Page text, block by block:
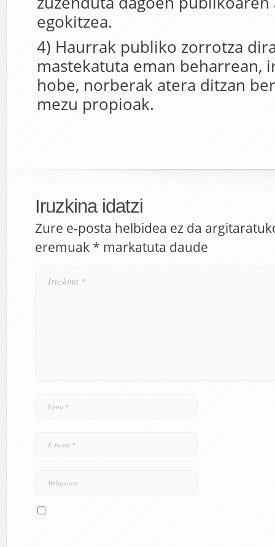
egokitzea.
4) Haurrak publiko zorrotza
mastekatuta eman beharrean,
hobe, norberak atera ditzan
mezu propioak.
Iruzkina idatzi
Zure e-posta helbidea ez da
eremuak * markatuta daude